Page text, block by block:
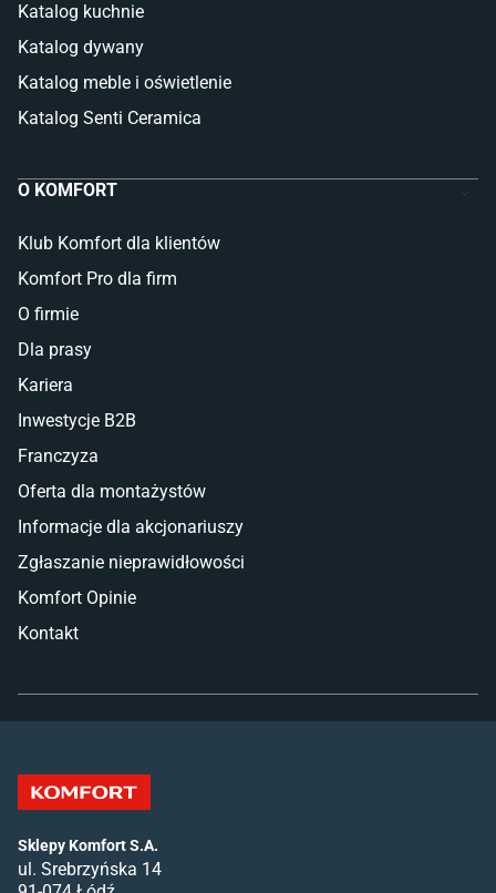
Katalog kuchnie
Katalog dywany
Katalog meble i oświetlenie
Katalog Senti Ceramica
O KOMFORT
Klub Komfort dla klientów
Komfort Pro dla firm
O firmie
Dla prasy
Kariera
Inwestycje B2B
Franczyza
Oferta dla montażystów
Informacje dla akcjonariuszy
Zgłaszanie nieprawidłowości
Komfort Opinie
Kontakt
Sklepy Komfort S.A.
ul. Srebrzyńska 14